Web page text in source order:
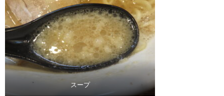
スープ